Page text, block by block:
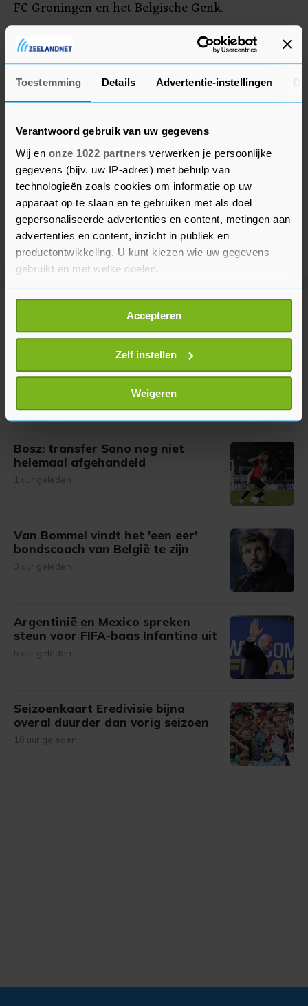
Toestemming Details Advertentie-instellingen
Verantwoord gebruik van uw gegevens
Wij en onze 1022 partners verwerken je persoonlijke
gegevens (bijv. uw IP-adres) met behulp van
technologieën zoals cookies om informatie op uw
apparaat op te slaan en te gebruiken met als doel
gepersonaliseerde advertenties en content, metingen aan
advertenties en content, inzicht in publiek en
productontwikkeling. U kunt kiezen wie uw gegevens
gebruikt en met welke doelen.
Als u het toestaat, willen we ook graag:
Informatie verzamelen over uw geografische
locatie, die tot een paar meter nauwkeurig kan zijn
Uw apparaat identificeren door het actief te
scannen op specifieke eigenschappen (fingerprinting)
Lees meer over hoe uw persoonlijke gegevens worden
verwerkt en stel uw voorkeuren in het
U kunt uw toestemming op elk moment wijzigen of
Met cookies werkt onze website beter en wordt jouw
bezoek makkelijker en persoonlijker. Op
onze cookiepagina kun je ons cookiebeleid bekijken en je
Accepteren
Zelf instellen
Weigeren
FC Groningen en het Belgische Genk.
Noorse voetbalbond wil dat FIFA-
voorzitter Infantino opstapt
Bosz: transfer Sano nog niet
helemaal afgehandeld
1 uur geleden
Van Bommel vindt het 'een eer'
bondscoach van België te zijn
3 uur geleden
Argentinië en Mexico spreken
steun voor FIFA-baas Infantino uit
5 uur geleden
Seizoenkaart Eredivisie bijna
overal duurder dan vorig seizoen
10 uur geleden